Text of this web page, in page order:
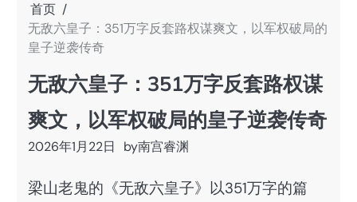
首页
无敌六皇子：351万字反套路权谋爽文，以军权破局的
皇子逆袭传奇
无敌六皇子：351万字反套路权谋
爽文，以军权破局的皇子逆袭传奇
2026年1月22日 by南宫睿渊
梁山老鬼的《无敌六皇子》以351万字的篇